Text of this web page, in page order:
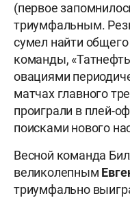
(первое
триумфальным.
сумел найти
команды,
овациями
матчах главного
проиграли в плей-
поисками нового
Весной команда
великолепным
триумфально